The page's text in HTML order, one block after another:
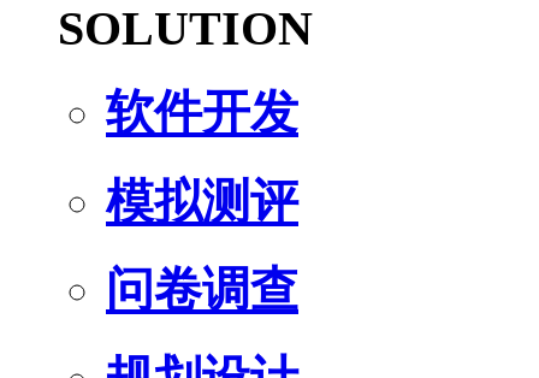
SOLUTION
软件开发
模拟测评
问卷调查